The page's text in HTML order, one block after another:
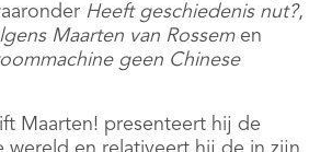
Heeft geschiedenis nut?,
Maarten van Rossem en
geen Chinese
Maarten! presenteert hij de